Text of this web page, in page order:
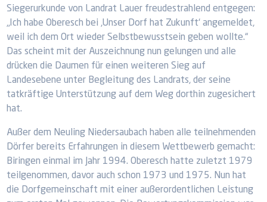
Siegerurkunde von Landrat Lauer freudestrahlend entgegen:
„Ich habe Oberesch bei ‚Unser Dorf hat Zukunft‘ angemeldet,
weil ich dem Ort wieder Selbstbewusstsein geben wollte.“
Das scheint mit der Auszeichnung nun gelungen und alle
drücken die Daumen für einen weiteren Sieg auf
Landesebene unter Begleitung des Landrats, der seine
tatkräftige Unterstützung auf dem Weg dorthin zugesichert
hat.
Außer dem Neuling Niedersaubach haben alle teilnehmenden
Dörfer bereits Erfahrungen in diesem Wettbewerb gemacht:
Biringen einmal im Jahr 1994. Oberesch hatte zuletzt 1979
teilgenommen, davor auch schon 1973 und 1975. Nun hat
die Dorfgemeinschaft mit einer außerordentlichen Leistung